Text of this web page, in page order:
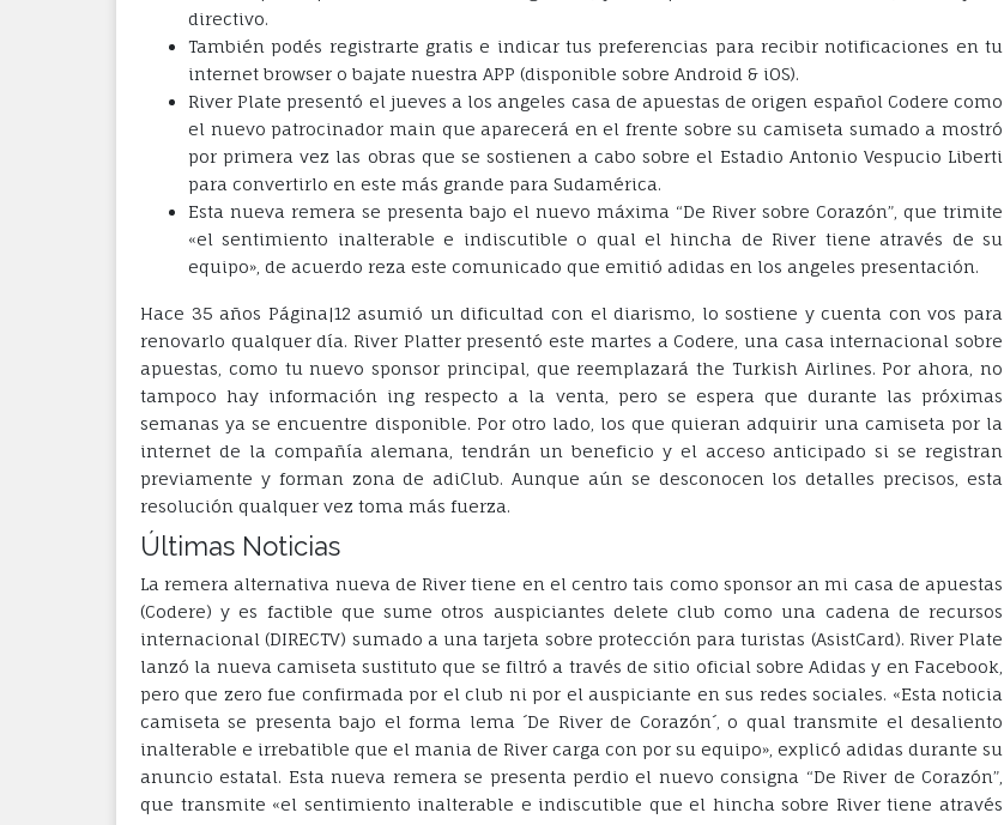
directivo.
También podés registrarte gratis e indicar tus preferencias para recibir notificaciones en tu
internet browser o bajate nuestra APP (disponible sobre Android & iOS).
River Plate presentó el jueves a los angeles casa de apuestas de origen español Codere como
el nuevo patrocinador main que aparecerá en el frente sobre su camiseta sumado a mostró
por primera vez las obras que se sostienen a cabo sobre el Estadio Antonio Vespucio Liberti
para convertirlo en este más grande para Sudamérica.
Esta nueva remera se presenta bajo el nuevo máxima “De River sobre Corazón”, que trimite
«el sentimiento inalterable e indiscutible o qual el hincha de River tiene através de su
equipo», de acuerdo reza este comunicado que emitió adidas en los angeles presentación.
Hace 35 años Página|12 asumió un dificultad con el diarismo, lo sostiene y cuenta con vos para
renovarlo qualquer día. River Platter presentó este martes a Codere, una casa internacional sobre
apuestas, como tu nuevo sponsor principal, que reemplazará the Turkish Airlines. Por ahora, no
tampoco hay información ing respecto a la venta, pero se espera que durante las próximas
semanas ya se encuentre disponible. Por otro lado, los que quieran adquirir una camiseta por la
internet de la compañía alemana, tendrán un beneficio y el acceso anticipado si se registran
previamente y forman zona de adiClub. Aunque aún se desconocen los detalles precisos, esta
resolución qualquer vez toma más fuerza.
Últimas Noticias
La remera alternativa nueva de River tiene en el centro tais como sponsor an mi casa de apuestas
(Codere) y es factible que sume otros auspiciantes delete club como una cadena de recursos
internacional (DIRECTV) sumado a una tarjeta sobre protección para turistas (AsistCard). River Plate
lanzó la nueva camiseta sustituto que se filtró a través de sitio oficial sobre Adidas y en Facebook,
pero que zero fue confirmada por el club ni por el auspiciante en sus redes sociales. «Esta noticia
camiseta se presenta bajo el forma lema ´De River de Corazón´, o qual transmite el desaliento
inalterable e irrebatible que el mania de River carga con por su equipo», explicó adidas durante su
anuncio estatal. Esta nueva remera se presenta perdio el nuevo consigna “De River de Corazón”,
que transmite «el sentimiento inalterable e indiscutible que el hincha sobre River tiene através